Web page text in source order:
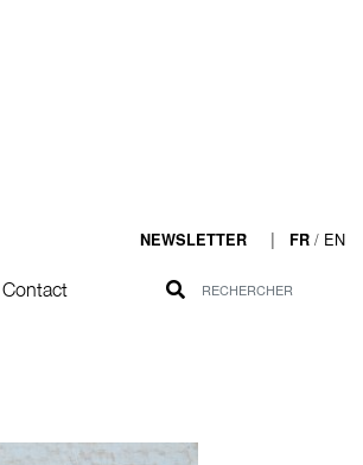
NEWSLETTER | FR / EN
Contact